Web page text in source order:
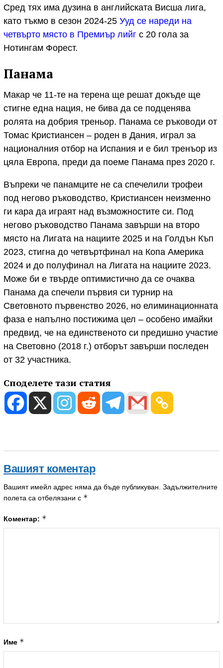
Сред тях има дузина в английската Висша лига,
като тъкмо в сезон 2024-25 Ууд се нареди на
четвърто място в Премиър лийг с 20 гола за
Нотингам Форест.
Панама
Макар че 11-те на терена ще решат докъде ще
стигне една нация, не бива да се подценява
ролята на добрия треньор. Панама се ръководи от
Томас Кристиансен – роден в Дания, играл за
националния отбор на Испания и е бил тренъор из
цяла Европа, преди да поеме Панама през 2020 г.
Въпреки че панамците не са спечелили трофеи
под негово ръководство, Кристиансен неизменно
ги кара да играят над възможностите си. Под
негово ръководство Панама завърши на второ
място на Лигата на нациите 2025 и на Голдън Къп
2023, стигна до четвъртфинал на Копа Америка
2024 и до полуфинал на Лигата на нациите 2023.
Може би е твърде оптимистично да се очаква
Панама да спечели първия си турнир на
Световното първенство 2026, но елиминационната
фаза е напълно постижима цел – особено имайки
предвид, че на единственото си предишно участие
на Световно (2018 г.) отборът завърши последен
от 32 участника.
Споделете тази статия
Вашият коментар
Вашият имейл адрес няма да бъде публикуван. Задължителните
полета са отбелязани с *
Коментар: *
Име *